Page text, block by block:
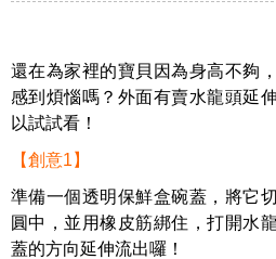
還在為家裡的寶貝因為身高不夠
感到煩惱嗎？外面有賣水龍頭延
以試試看！
【創意1】
準備一個透明保鮮盒碗蓋，將它
圓中，並用橡皮筋綁住，打開水
蓋的方向延伸流出囉！